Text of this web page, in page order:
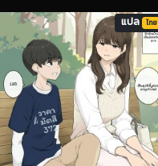
แปล ไทย